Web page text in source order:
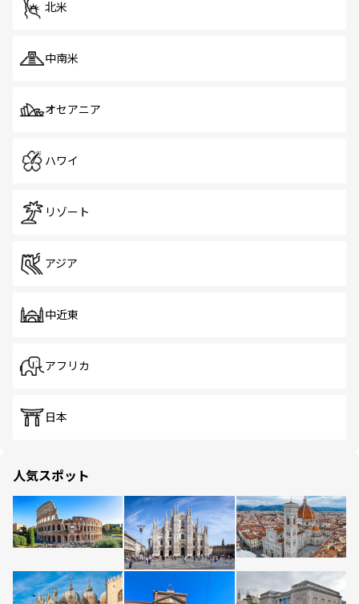
北米
中南米
オセアニア
ハワイ
リゾート
アジア
中近東
アフリカ
日本
人気スポット